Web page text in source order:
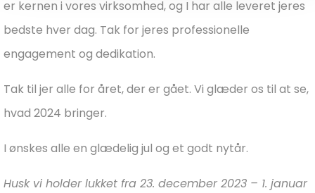
er kernen i vores virksomhed, og I har alle leveret jeres
bedste hver dag. Tak for jeres professionelle
engagement og dedikation.
Tak til jer alle for året, der er gået. Vi glæder os til at se,
hvad 2024 bringer.
I ønskes alle en glædelig jul og et godt nytår.
Husk vi holder lukket fra 23. december 2023 – 1. januar